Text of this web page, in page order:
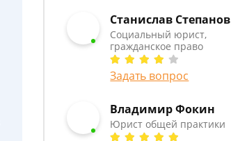
Станислав Степанов
Социальный юрист,
гражданское право
Задать вопрос
Владимир Фокин
Юрист общей практики